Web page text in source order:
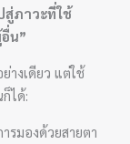
สู่ภาวะที่ใช้
น”
างเดียว แต่ใช้
ได้:
รมองด้วยสายตา